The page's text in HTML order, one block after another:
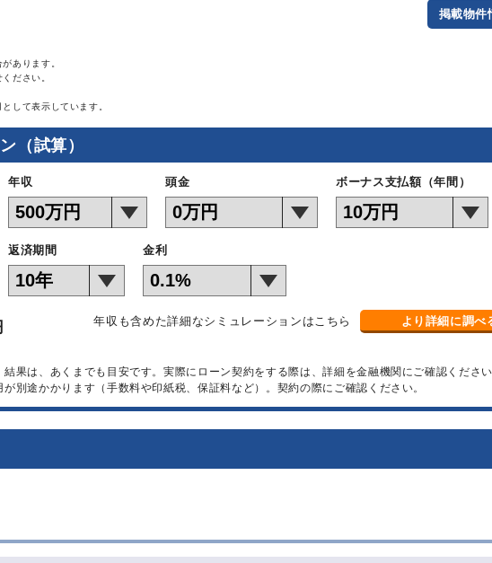
掲載物件
あります。
ださい。
して表示しています。
（試算）
年収 頭金 ボーナス支払額（年間）
返済期間 金利
年収も含めた詳細なシミュレーションはこちら より詳細に調べ
果は、あくまでも目安です。実際にローン契約をする際は、詳細を金融機関にご確認ください
別途かかります（手数料や印紙税、保証料など）。契約の際にご確認ください。